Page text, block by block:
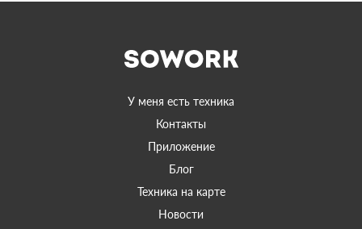
У меня есть техника
Контакты
Приложение
Блог
Техника на карте
Новости